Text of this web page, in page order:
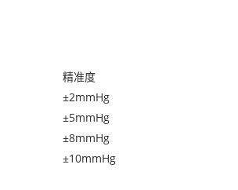
精准度
±2mmHg
±5mmHg
±8mmHg
±10mmHg